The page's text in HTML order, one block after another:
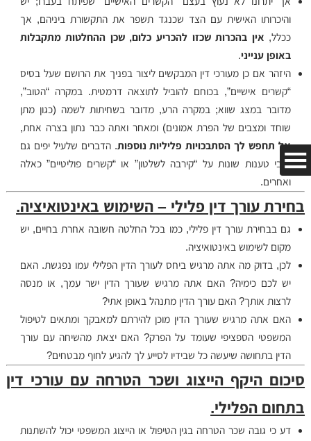
והיכרותו האישית עם הצד שכנגד תשפר את התקשורת ביניהם, אך
ככלל, אין בהכרות שכזו להכריע כלום, שכן ההחלטות מתקבלות
באופן ענייני.
היזהר אם כן מעורכי דין המבקשים ליצור בפניך את הרושם שעל בסיס
“קשרים אישיים”, בכוחם להוביל לתוצאה דרמטית. במקרה “הטוב”,
מדובר במצג שווא; במקרה הרע, מדובר בשחיתות לשמה (כגון מתן
שוחד ומצבים של הפרת אמונים) ומאחר ואתה כבר נתון בצרה אחת,
אל תחפש לך הסתבכויות פליליות נוספות. הדברים שלעיל יפים גם
לגבי טענות שונות על “קירבה לשלטון” או “קשרים פוליטיים” כאלה
ואחרים.
בחירת עורך דין פלילי – השימוש באינטואיציה.
גם בבחירת עורך דין פלילי, כמו בכל החלטה חשובה אחרת בחיים, יש
מקום לשימוש באינטואיציה.
לכן, בדוק מה אתה מרגיש ביחס לעורך הדין הפלילי עמו נפגשת. האם
יש לכם כימיה? האם אתה מרגיש שעורך הדין ישר עמך, או מנסה
לרצות אותך? האם עורך הדין מתנהל באופן אתי?
האם אתה מרגיש שעורך הדין מוכן להירתם למאבקך ומתאים לטיפול
המשפטי הספציפי שעומד על הפרק? האם יצאת מהשיחה עם עורך
הדין בתחושה שיעשה כל שבידיו לסייע לך להגיע לחוף מבטחים?
סיכום היקף הייצוג ושכר הטרחה עם עורכי דין
בתחום הפלילי.
דע כי גובה שכר הטרחה בגין הטיפול או הייצוג המשפטי יכול להשתנות